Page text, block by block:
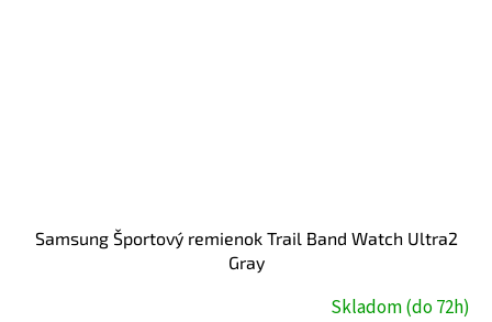
Samsung Športový remienok Trail Band Watch Ultra2
Gray
Skladom (do 72h)